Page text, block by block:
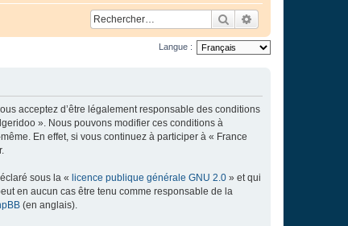
Rechercher
Langue :
acceptez d’être légalement responsable des conditions
». Nous pouvons modifier ces conditions à
En effet, si vous continuez à participer à « France
sous la « licence publique générale GNU 2.0 » et qui
en aucun cas être tenu comme responsable de la
(en anglais).